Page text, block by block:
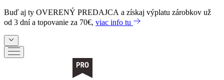
Buď aj ty OVERENÝ PREDAJCA a získaj výplatu zárobkov už
od 3 dní a topovanie za 70€, viac info tu